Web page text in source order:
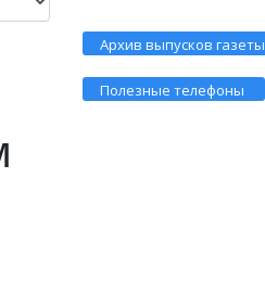
Архив выпусков газеты
Полезные телефоны